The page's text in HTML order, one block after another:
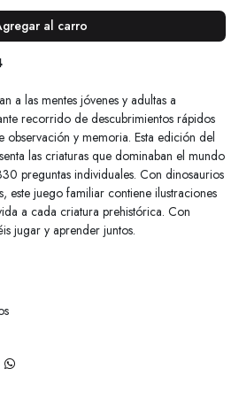
al carro
a las mentes jóvenes y adultas a
recorrido de descubrimientos rápidos
observación y memoria. Esta edición del
las criaturas que dominaban el mundo
preguntas individuales. Con dinosaurios
este juego familiar contiene ilustraciones
a cada criatura prehistórica. Con
jugar y aprender juntos.